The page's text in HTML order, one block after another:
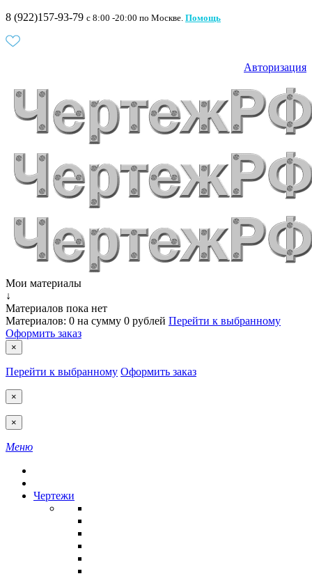
8 (922)157-93-79 c 8:00 -20:00 по Москве. Помощь
Авторизация
Мои материалы
↓
Материалов пока нет
Материалов: 0 на сумму 0 рублей Перейти к выбранному
Оформить заказ
×
Перейти к выбранному Оформить заказ
×
×
Меню
Чертежи